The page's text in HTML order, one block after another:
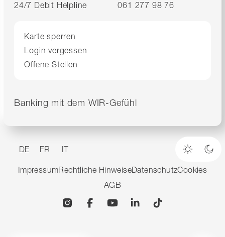
24/7 Debit Helpline
061 277 98 76
Karte sperren
Login vergessen
Offene Stellen
Banking mit dem WIR-Gefühl
DE FR IT
Heller
ImpressumRechtliche HinweiseDatenschutzCookies
AGB
InstagramFacebookYouTubeLinkedin